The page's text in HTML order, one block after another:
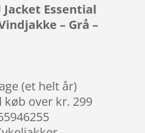
Jacket Essential
– Grå –
(et helt år)
køb over kr. 299